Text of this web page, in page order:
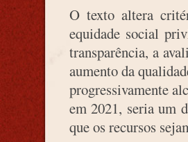
O texto altera
equidade social
transparência, a
aumento da
progressivamente
em 2021, seria um
que os recursos